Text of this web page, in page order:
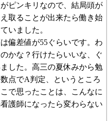
ピンキリなので、結局頭が
取ることが出来たら働き始
いました。
偏差値が55ぐらいです。わ
かな？行けたらいいな、ぐ
した。高三の夏休みから勉
点でA判定、というところ
で思ったことは、こんなに
護師になったら変わらない